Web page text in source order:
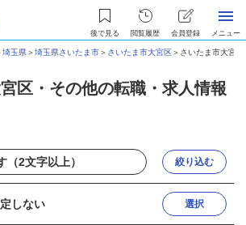
後で見る 閲覧履歴 会員登録 メニュー
埼玉県＞埼玉県さいたま市＞ さいたま市大宮区＞ さいたま市大宮
区・その他の転職・求人情報
絞り込む
しない 選択